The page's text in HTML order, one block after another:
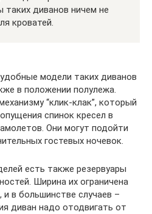
диванов ничем не
кроватей.
модели таких диванов
в положении полулежа.
“клик-клак”, который
спинок кресел в
Они могут подойти
гостевых ночевок.
есть также резервуары
Ширина их ограничена
в большинстве случаев –
диван надо отодвигать от